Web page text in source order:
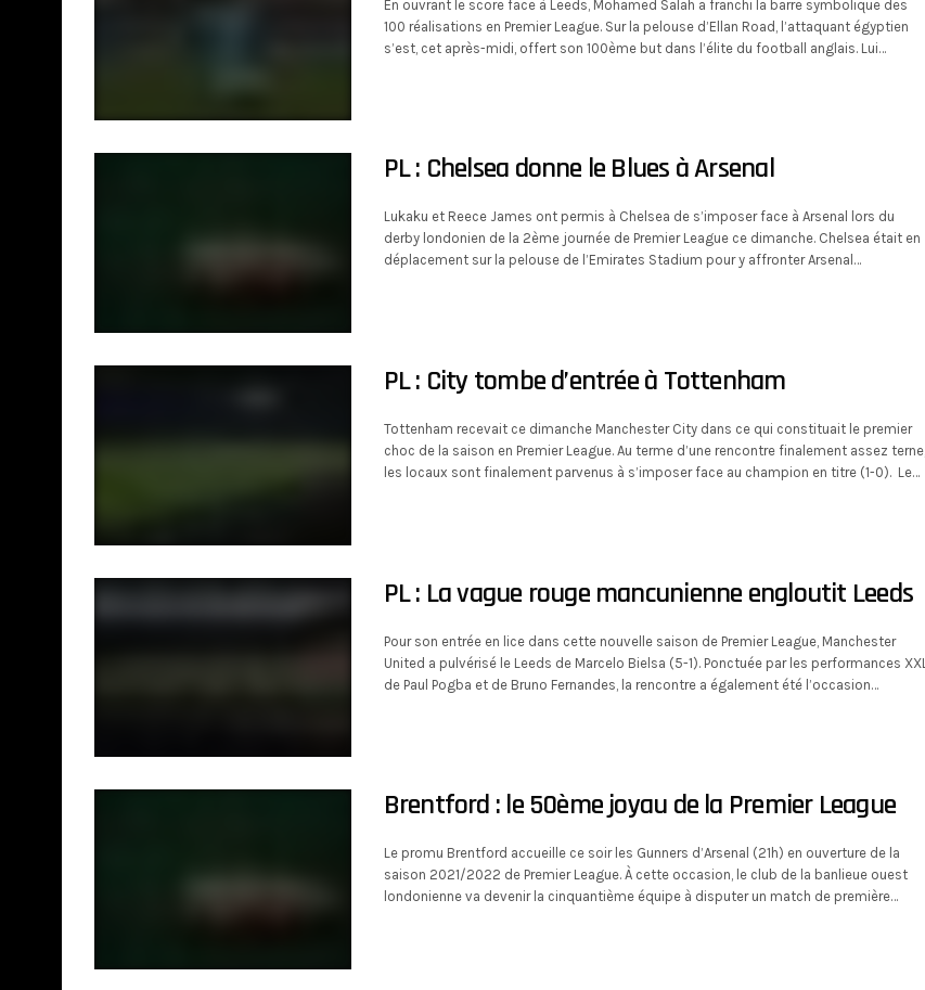
En ouvrant le score face à Leeds, Mohamed Salah a franchi la barre symbolique des
100 réalisations en Premier League. Sur la pelouse d’Ellan Road, l’attaquant égyptien
s’est, cet après-midi, offert son 100ème but dans l’élite du football anglais. Lui…
PL : Chelsea donne le Blues à Arsenal
Lukaku et Reece James ont permis à Chelsea de s’imposer face à Arsenal lors du
derby londonien de la 2ème journée de Premier League ce dimanche. Chelsea était en
déplacement sur la pelouse de l’Emirates Stadium pour y affronter Arsenal…
PL : City tombe d’entrée à Tottenham
Tottenham recevait ce dimanche Manchester City dans ce qui constituait le premier
choc de la saison en Premier League. Au terme d’une rencontre finalement assez terne,
les locaux sont finalement parvenus à s’imposer face au champion en titre (1-0). Le…
PL : La vague rouge mancunienne engloutit Leeds
Pour son entrée en lice dans cette nouvelle saison de Premier League, Manchester
United a pulvérisé le Leeds de Marcelo Bielsa (5-1). Ponctuée par les performances XXL
de Paul Pogba et de Bruno Fernandes, la rencontre a également été l’occasion…
Brentford : le 50ème joyau de la Premier League
Le promu Brentford accueille ce soir les Gunners d’Arsenal (21h) en ouverture de la
saison 2021/2022 de Premier League. À cette occasion, le club de la banlieue ouest
londonienne va devenir la cinquantième équipe à disputer un match de première…